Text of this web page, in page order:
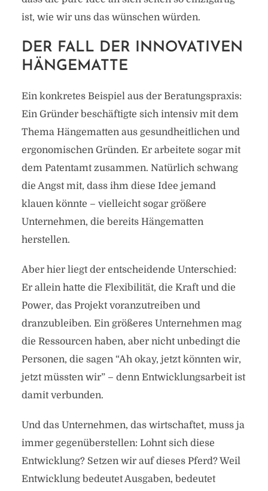
ist, wie wir uns das wünschen würden.
DER FALL DER INNOVATIVEN
HÄNGEMATTE
Ein konkretes Beispiel aus der Beratungspraxis:
Ein Gründer beschäftigte sich intensiv mit dem
Thema Hängematten aus gesundheitlichen und
ergonomischen Gründen. Er arbeitete sogar mit
dem Patentamt zusammen. Natürlich schwang
die Angst mit, dass ihm diese Idee jemand
klauen könnte – vielleicht sogar größere
Unternehmen, die bereits Hängematten
herstellen.
Aber hier liegt der entscheidende Unterschied:
Er allein hatte die Flexibilität, die Kraft und die
Power, das Projekt voranzutreiben und
dranzubleiben. Ein größeres Unternehmen mag
die Ressourcen haben, aber nicht unbedingt die
Personen, die sagen “Ah okay, jetzt könnten wir,
jetzt müssten wir” – denn Entwicklungsarbeit ist
damit verbunden.
Und das Unternehmen, das wirtschaftet, muss ja
immer gegenüberstellen: Lohnt sich diese
Entwicklung? Setzen wir auf dieses Pferd? Weil
Entwicklung bedeutet Ausgaben, bedeutet